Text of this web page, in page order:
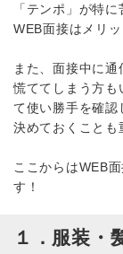
「テンポ」が特
WEB面接はメリ
また、面接中に
慌ててしまう方も
て使い勝手を確認
決めておくことも
ここからはWEB
す！
１．服装・